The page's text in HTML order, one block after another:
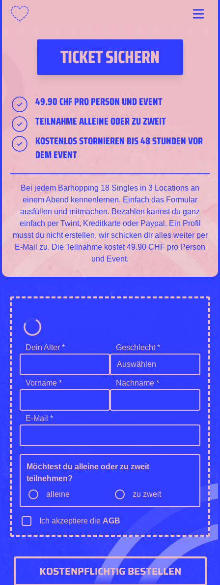
Menu
TICKET SICHERN
49.90 CHF PRO PERSON UND EVENT
TEILNAHME ALLEINE ODER ZU ZWEIT
KOSTENLOS STORNIEREN BIS 48 STUNDEN VOR
DEM EVENT
Bei jedem Barhopping 18 Singles in 3 Locations an
einem Abend kennenlernen. Einfach das Formular
ausfüllen und mitmachen. Bezahlen kannst du ganz
einfach per Twint, Kreditkarte oder Paypal. Ein Profil
musst du nicht erstellen, wir schicken dir alles weiter per
E-Mail zu. Die Teilnahme kostet 49.90 CHF pro Person
und Event.
Dein Alter *
Geschlecht *
Auswählen
Vorname * Nachname *
E-Mail *
Möchtest du alleine oder zu zweit
teilnehmen?
alleine
zu zweit
Ich akzeptiere die AGB
KOSTENPFLICHTIG BESTELLEN